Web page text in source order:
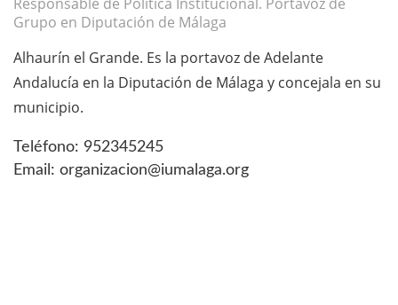
Grupo en Diputación de Málaga
Alhaurín el Grande. Es la portavoz de Adelante
Andalucía en la Diputación de Málaga y concejala en su
municipio.
Teléfono: 952345245
Email: organizacion@iumalaga.org